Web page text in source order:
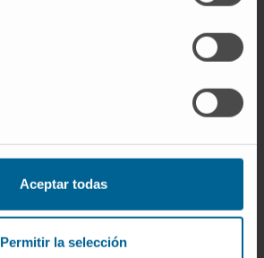
Aceptar todas
Permitir la selección
principal
Grupo de Investigación en Terapia
Dr. Manuel Mazo Vega
Investigador